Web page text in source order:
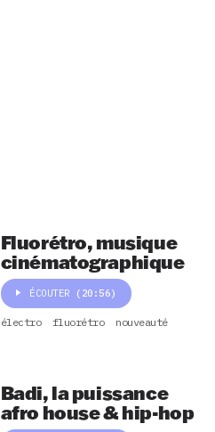
Fluorétro, musique
cinématographique
ÉCOUTER (20:56)
électro fluorétro nouveauté
Badi, la puissance
afro house & hip-hop